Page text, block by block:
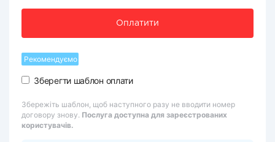
Оплатити
Рекомендуємо
Зберегти шаблон оплати
Збережіть шаблон, щоб наступного разу не вводити номер
договору знову. Послуга доступна для зареєстрованих
користувачів.